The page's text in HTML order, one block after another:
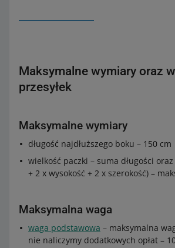
Maksymalne wymiary oraz
przesyłek
Maksymalne wymiary
długość najdłuższego boku – 150 cm
wielkość paczki – suma długości
+ 2 x wysokość + 2 x szerokość) –
Maksymalna waga
waga podstawowa – maksymalna
nie naliczymy dodatkowych opłat –